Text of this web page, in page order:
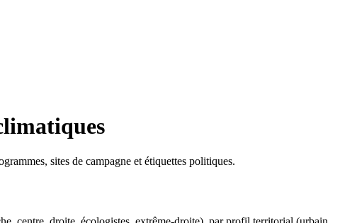
sites de campagne et étiquettes politiques.